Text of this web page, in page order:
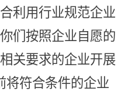
利用行业规范企业
们按照企业自愿的
关要求的企业开展
将符合条件的企业